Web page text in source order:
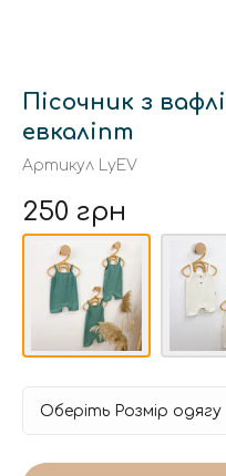
Пісочник з
евкаліпт
Артикул LyEV
250 грн